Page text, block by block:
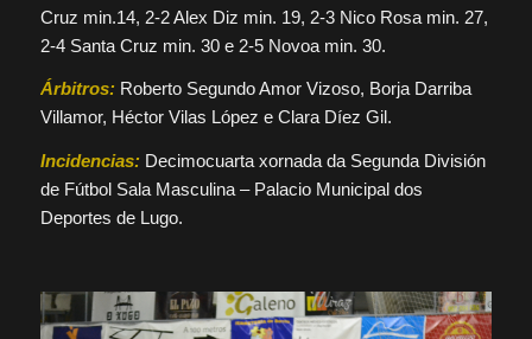
Cruz min.14, 2-2 Alex Diz min. 19, 2-3 Nico Rosa min. 27,
2-4 Santa Cruz min. 30 e 2-5 Novoa min. 30.
Árbitros: Roberto Segundo Amor Vizoso, Borja Darriba
Villamor, Héctor Vilas López e Clara Díez Gil.
Incidencias: Decimocuarta xornada da Segunda División
de Fútbol Sala Masculina – Palacio Municipal dos
Deportes de Lugo.